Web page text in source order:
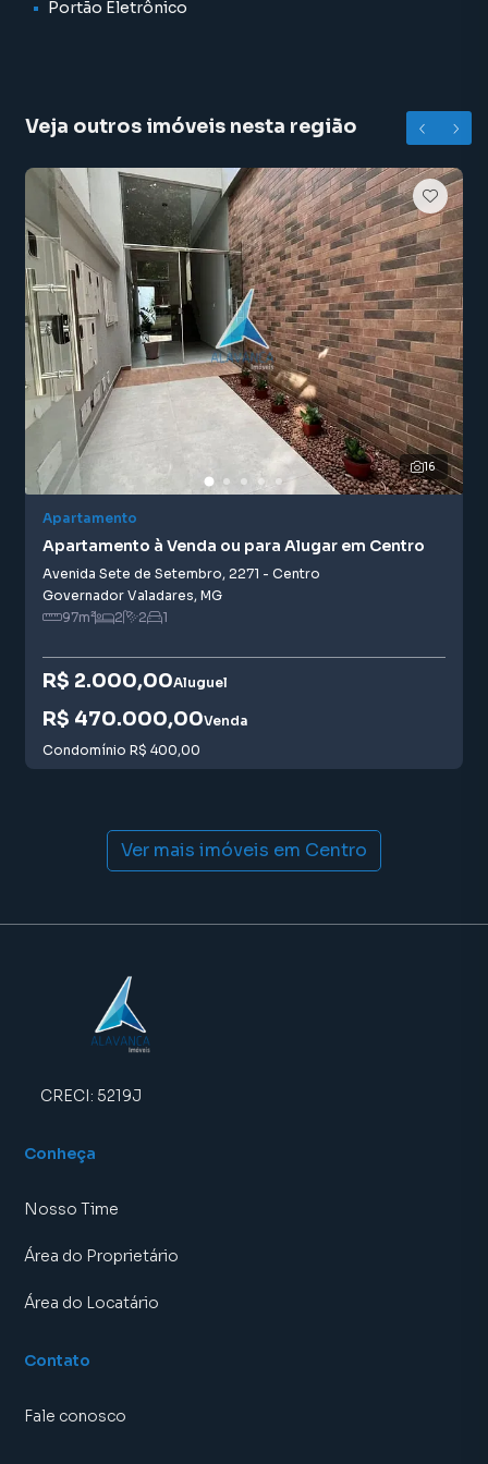
Portão Eletrônico
Veja outros imóveis nesta região
16
Apartamento
Apartamento à Venda ou para Alugar em Centro
Avenida Sete de Setembro, 2271 - Centro
Governador Valadares, MG
97m² 2 2 1
R$ 2.000,00Aluguel
R$ 470.000,00Venda
Condomínio R$ 400,00
Ver mais imóveis em Centro
CRECI: 5219J
Conheça
Nosso Time
Área do Proprietário
Área do Locatário
Contato
Fale conosco